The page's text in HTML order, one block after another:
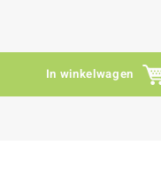
In winkelwagen